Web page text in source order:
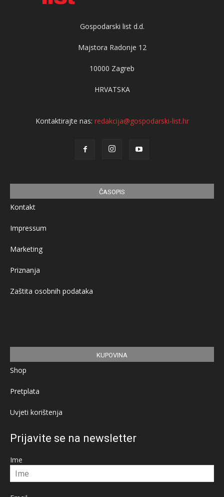
Gospodarski list d.d.
Majstora Radonje 12
10000 Zagreb
HRVATSKA
Kontaktirajte nas: redakcija@gospodarski-list.hr
ČASOPIS
Kontakt
Impressum
Marketing
Priznanja
Zaštita osobnih podataka
KUPOVINA
Shop
Pretplata
Uvjeti korištenja
Prijavite se na newsletter
Ime